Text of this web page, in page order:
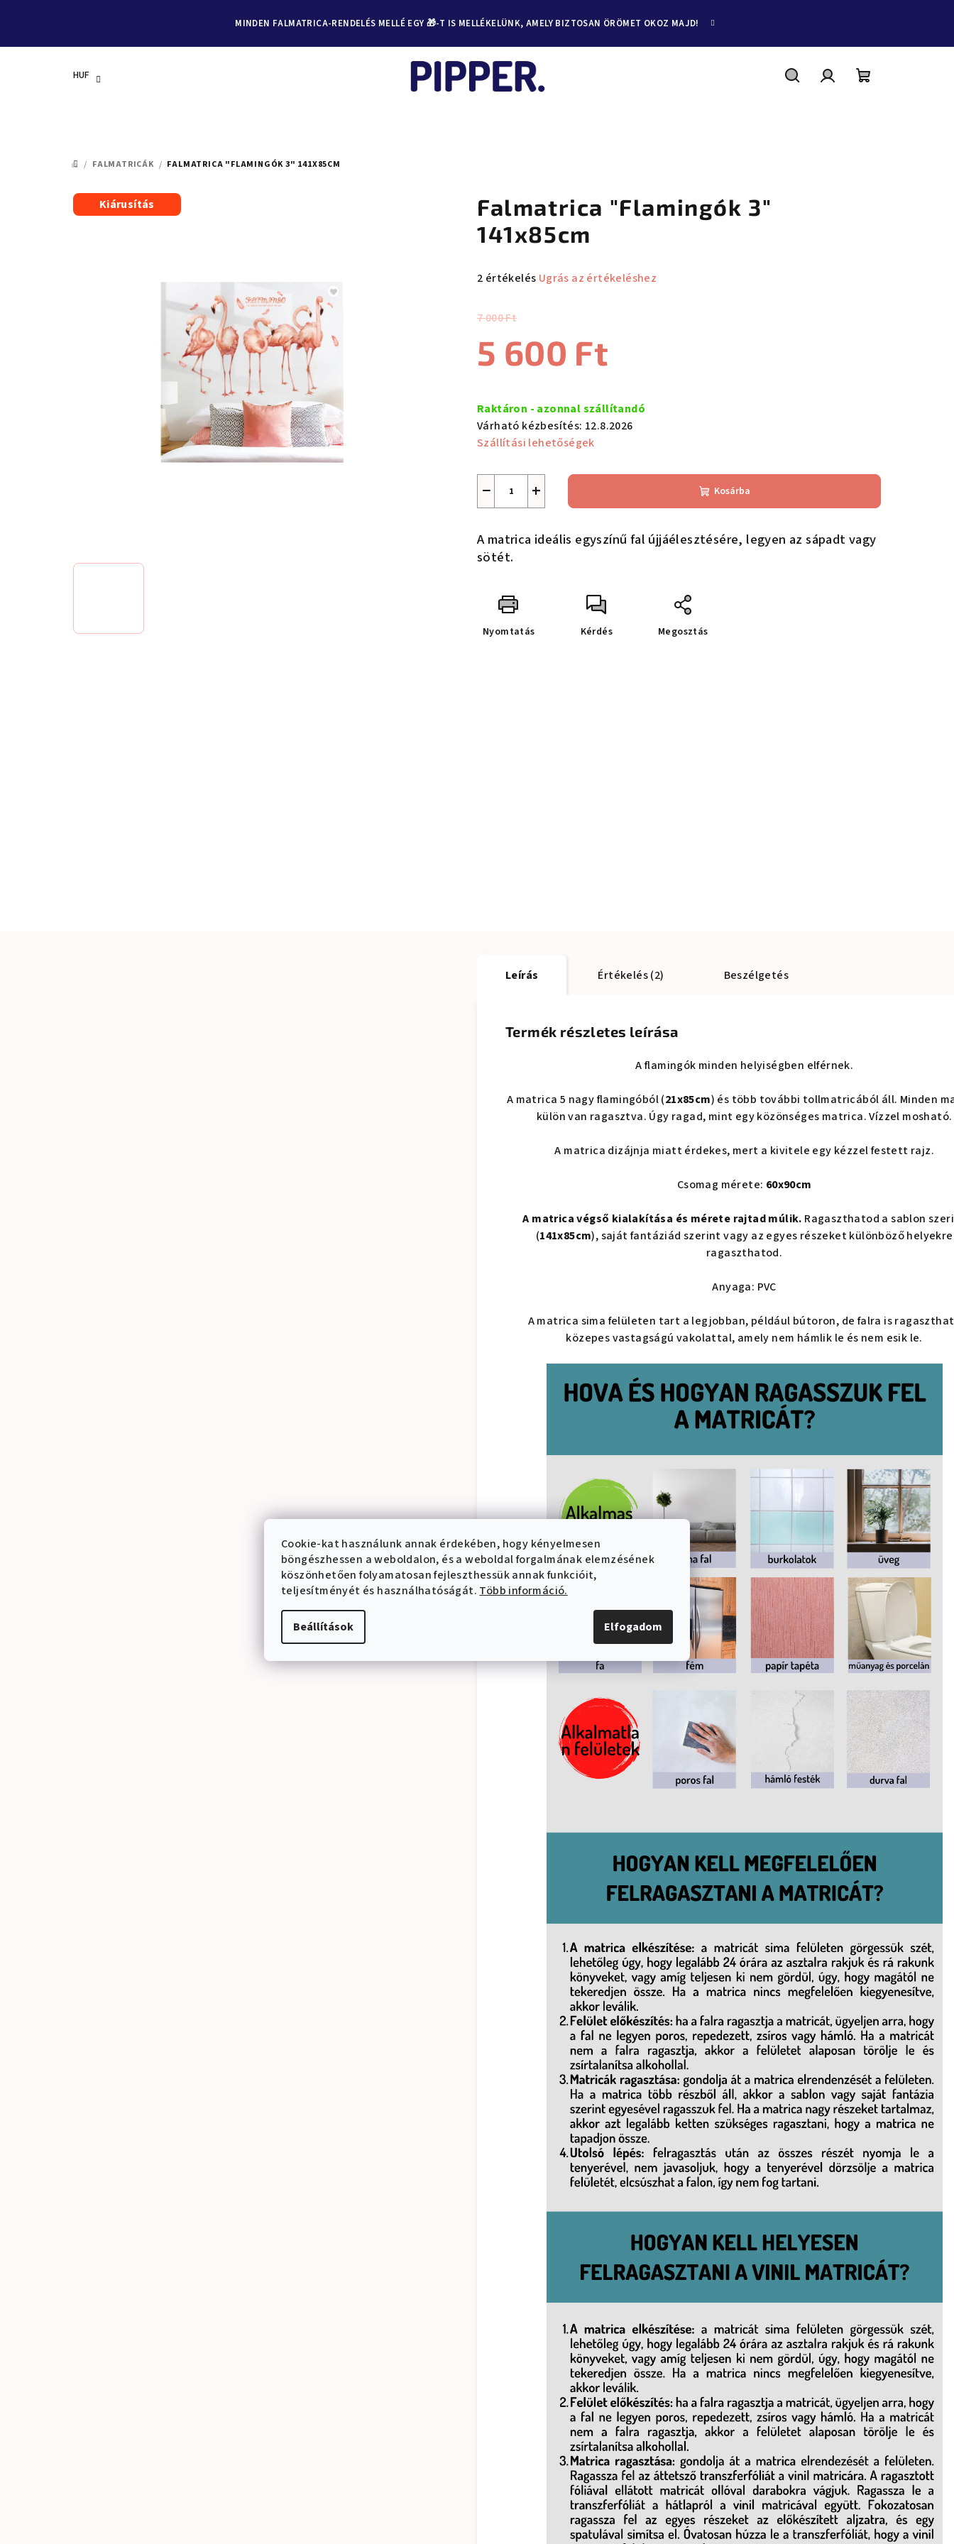
Cookie-kat használunk annak érdekében, hogy kényelmesen
böngészhessen a weboldalon, és a weboldal forgalmának elemzésének
köszönhetően folyamatosan fejleszthessük annak funkcióit,
teljesítményét és használhatóságát. Több információ.
Beállítások Elfogadom
MINDEN FALMATRICA-RENDELÉS MELLÉ EGY 🎁-T IS MELLÉKELÜNK, AMELY BIZTOSAN ÖRÖMET OKOZ MAJD!
HUF
KEZDŐLAP
/ FALMATRICÁK / FALMATRICA "FLAMINGÓK 3" 141X85CM
Falmatrica "Flamingók 3"
141x85cm
A
átlagos
5-
ből
2 értékelés Ugrás az értékeléshez
7 000 Ft
5 600 Ft
Raktáron - azonnal szállítandó
Várható kézbesítés: 12.8.2026
Szállítási lehetőségek
+
− Kosárba
A matrica ideális egyszínű fal újjáélesztésére, legyen az sápadt vagy
sötét.
Nyomtatás Kérdés Megosztás
Kiárusítás
Leírás Értékelés (2) Beszélgetés
Termék részletes leírása
A flamingók minden helyiségben elférnek.
A matrica 5 nagy flamingóból (21x85cm) és több további tollmatricából áll. Minden
külön van ragasztva. Úgy ragad, mint egy közönséges matrica. Vízzel mosható.
A matrica dizájnja miatt érdekes, mert a kivitele egy kézzel festett rajz.
Csomag mérete: 60x90cm
A matrica végső kialakítása és mérete rajtad múlik. Ragaszthatod a sablon
(141x85cm), saját fantáziád szerint vagy az egyes részeket különböző helyekre
ragaszthatod.
Anyaga: PVC
A matrica sima felületen tart a legjobban, például bútoron, de falra is
közepes vastagságú vakolattal, amely nem hámlik le és nem esik le.